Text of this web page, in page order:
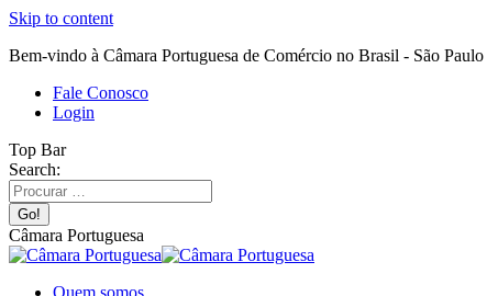
Skip to content
Bem-vindo à Câmara Portuguesa de Comércio no Brasil - São Paulo
Fale Conosco
Login
Top Bar
Search:
Câmara Portuguesa
Quem somos